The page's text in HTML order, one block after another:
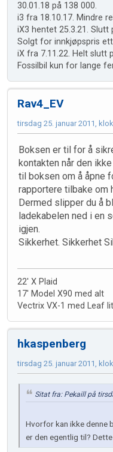
30.01.18 på 138 000.
i3 fra 18.10.17. Mindre
iX3 hentet 25.3.21. Slutt
Solgt for innkjøpspris
iX fra 7.11.22. Helt slutt
Fossilbil kun for lange
Rav4_EV
tirsdag 25. januar 2011,
Boksen er til for å
kontakten når den
til boksen om å åpne
rapportere tilbake om
Dermed slipper du å
ladekabelen ned i en
igjen.
Sikkerhet. Sikkerhet
22' X Plaid
17' Model X90 med alt
Vectrix VX-1 med Leaf
hkaspenberg
tirsdag 25. januar 2011,
Sitat fra: Pekaill på
Hvorfor kan ikke denne
er den egentlig til?